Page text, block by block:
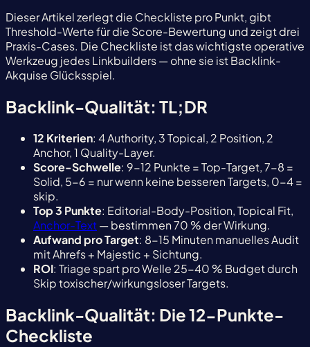
Dieser Artikel zerlegt die Checkliste pro Punkt, gibt
Threshold-Werte für die Score-Bewertung und zeigt drei
Praxis-Cases. Die Checkliste ist das wichtigste operative
Werkzeug jedes Linkbuilders — ohne sie ist Backlink-
Akquise Glücksspiel.
Backlink-Qualität: TL;DR
12 Kriterien: 4 Authority, 3 Topical, 2 Position, 2
Anchor, 1 Quality-Layer.
Score-Schwelle: 9-12 Punkte = Top-Target, 7-8 =
Solid, 5-6 = nur wenn keine besseren Targets, 0-4 =
skip.
Top 3 Punkte: Editorial-Body-Position, Topical Fit,
Anchor-Text— bestimmen 70 % der Wirkung.
Aufwand pro Target: 8-15 Minuten manuelles Audit
mit Ahrefs + Majestic + Sichtung.
ROI: Triage spart pro Welle 25-40 % Budget durch
Skip toxischer/wirkungsloser Targets.
Backlink-Qualität: Die 12-Punkte-
Checkliste